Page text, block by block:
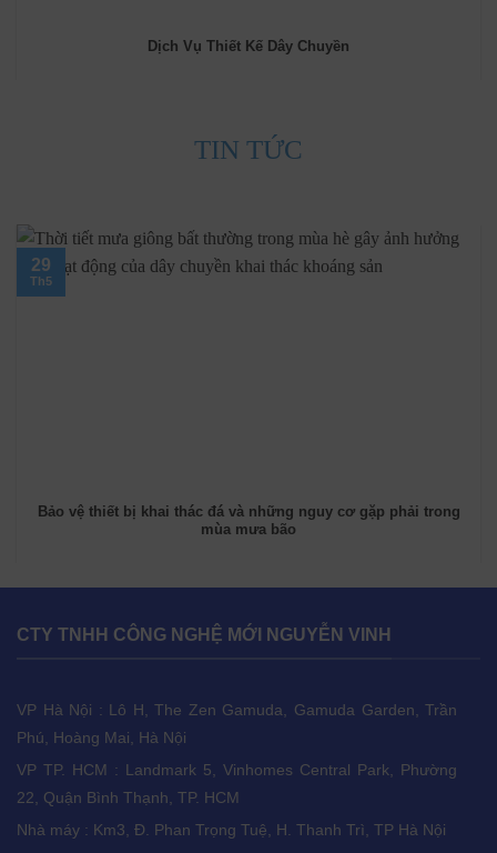
Dịch Vụ Thiết Kế Dây Chuyền
TIN TỨC
Bảo vệ thiết bị khai thác đá và những nguy cơ gặp phải trong
mùa mưa bão
29
Th5
CTY TNHH CÔNG NGHỆ MỚI NGUYỄN VINH
VP Hà Nội : Lô H, The Zen Gamuda, Gamuda Garden, Trần
Phú, Hoàng Mai, Hà Nội
VP TP. HCM : Landmark 5, Vinhomes Central Park, Phường
22, Quận Bình Thạnh, TP. HCM
Nhà máy : Km3, Đ. Phan Trọng Tuệ, H. Thanh Trì, TP Hà Nội